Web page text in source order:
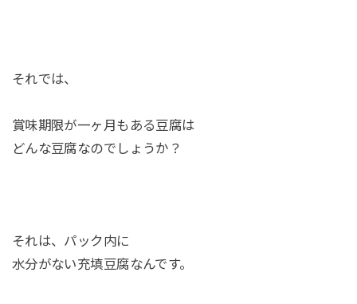
それでは、
賞味期限が一ヶ月もある豆腐は
どんな豆腐なのでしょうか？
それは、パック内に
水分がない充填豆腐なんです。